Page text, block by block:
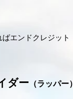
エンドクレジット
ダー （ラッパー）